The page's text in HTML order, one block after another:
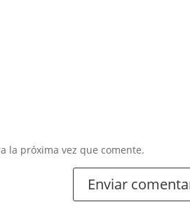
la próxima vez que comente.